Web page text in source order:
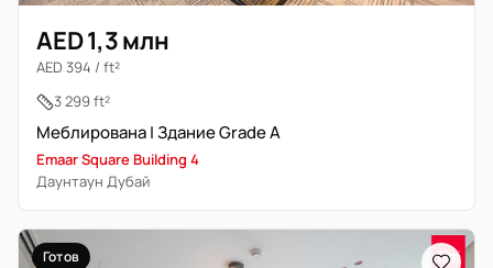
AED 1,3 млн
AED 394 / ft²
3 299 ft²
Меблирована | Здание Grade A
Emaar Square Building 4
Даунтаун Дубай
Готов